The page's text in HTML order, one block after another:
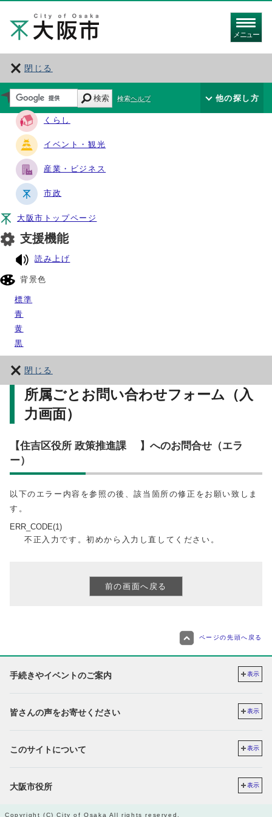
メニュー
閉じる
サイト・ナビ
くらし
イベント・観光
産業・ビジネス
市政
大阪市トップページ
支援機能
読み上げ
背景色
標準
青
黄
黒
閉じる
検索 検索ヘルプ 他の探し方
所属ごとお問い合わせフォーム（入
力画面）
【住吉区役所 政策推進課 】へのお問合せ（エラ
ー）
以下のエラー内容を参照の後、該当箇所の修正をお願い致しま
す。
ERR_CODE(1)
不正入力です。初めから入力し直してください。
ページの先頭へ戻る
手続きやイベントのご案内 表示
皆さんの声をお寄せください 表示
このサイトについて 表示
大阪市役所 表示
Copyright (C) City of Osaka All rights reserved.